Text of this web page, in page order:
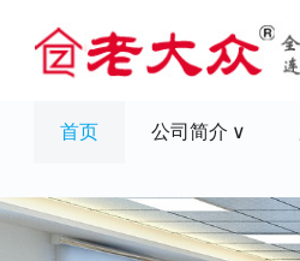
首页 公司简介